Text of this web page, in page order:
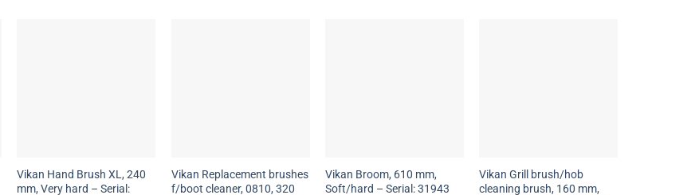
Vikan Hand Brush XL, 240
mm, Very hard – Serial:
Vikan Replacement brushes
f/boot cleaner, 0810, 320
Vikan Broom, 610 mm,
Soft/hard – Serial: 31943
Vikan Grill brush/hob
cleaning brush, 160 mm,